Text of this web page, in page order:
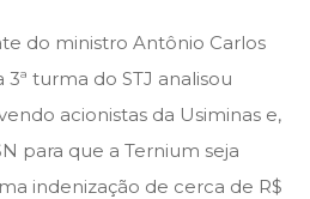
do ministro Antônio Carlos
turma do STJ analisou
acionistas da Usiminas e,
para que a Ternium seja
indenização de cerca de R$